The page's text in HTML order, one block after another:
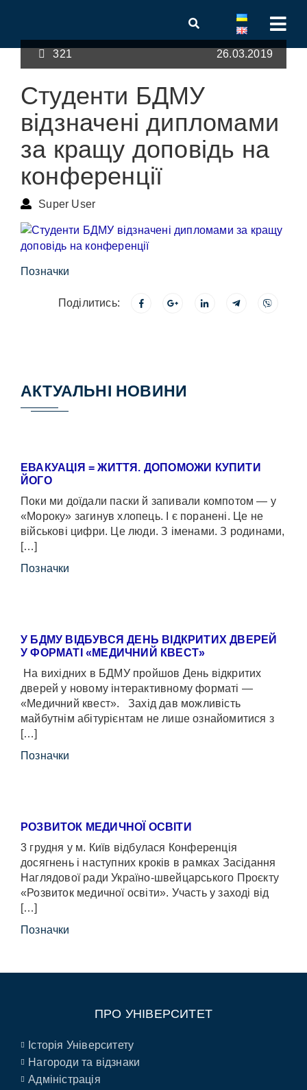
321 26.03.2019
Студенти БДМУ
відзначені дипломами
за кращу доповідь на
конференції
Super User
Позначки
Поділитись:
АКТУАЛЬНІ НОВИНИ
ЕВАКУАЦІЯ = ЖИТТЯ. ДОПОМОЖИ КУПИТИ
ЙОГО
Поки ми доїдали паски й запивали компотом — у
«Мороку» загинув хлопець. І є поранені. Це не
військові цифри. Це люди. З іменами. З родинами,
[…]
Позначки
У БДМУ ВІДБУВСЯ ДЕНЬ ВІДКРИТИХ ДВЕРЕЙ
У ФОРМАТІ «МЕДИЧНИЙ КВЕСТ»
На вихідних в БДМУ пройшов День відкритих
дверей у новому інтерактивному форматі —
«Медичний квест». Захід дав можливість
майбутнім абітурієнтам не лише ознайомитися з
[…]
Позначки
РОЗВИТОК МЕДИЧНОЇ ОСВІТИ
3 грудня у м. Київ відбулася Конференція
досягнень і наступних кроків в рамках Засідання
Наглядової ради Україно-швейцарського Проєкту
«Розвиток медичної освіти». Участь у заході від
[…]
Позначки
ПРО УНІВЕРСИТЕТ
Історія Університету
Нагороди та відзнаки
Адміністрація